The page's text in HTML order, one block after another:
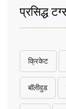
प्रसिद्ध
क्रिकेट
बॉलीवुड